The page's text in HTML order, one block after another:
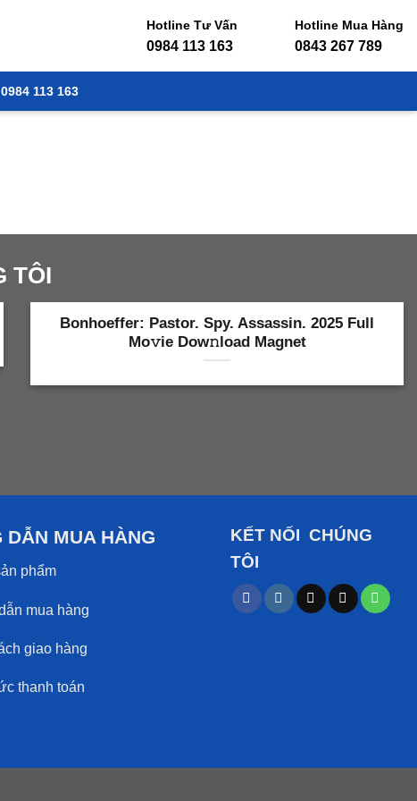
Hotline Tư Vấn
0984 113 163
Hotline Mua Hàng
0843 267 789
113 163
TÔI
Bonhoeffer: Pastor. Spy. Assassin. 2025 Full
Mo𝚟ie Dow𝚗load Magnet
DẪN MUA HÀNG
phẩm
mua hàng
giao hàng
thanh toán
KẾT NỐI CHÚNG
TÔI